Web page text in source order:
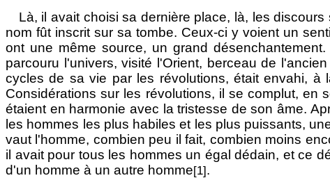
Là, il avait choisi sa dernière place, là, les
nom fût inscrit sur sa tombe. Ceux-ci y voient un
ont une même source, un grand
parcouru l'univers, visité l'Orient, berceau de
cycles de sa vie par les révolutions, était envahi,
Considérations sur les révolutions, il se complut, en
étaient en harmonie avec la tristesse de son âme.
les hommes les plus habiles et les plus puissants,
vaut l'homme, combien peu il fait, combien moins
il avait pour tous les hommes un égal dédain, et ce
d'un homme à un autre homme[1].